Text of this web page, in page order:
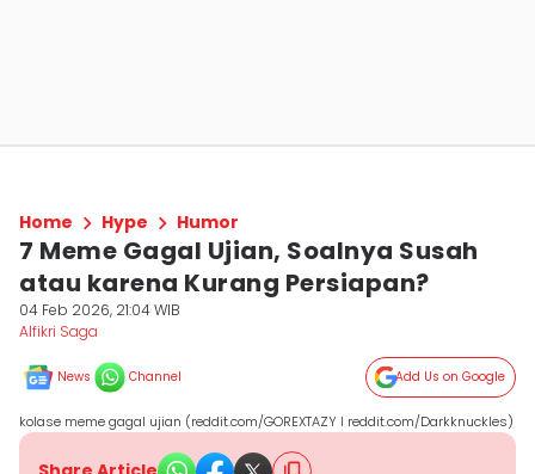
Home Hype Humor
7 Meme Gagal Ujian, Soalnya Susah
atau karena Kurang Persiapan?
04 Feb 2026, 21:04 WIB
Alfikri Saga
News Channel Add Us on Google
kolase meme gagal ujian (reddit.com/GOREXTAZY I reddit.com/Darkknuckles)